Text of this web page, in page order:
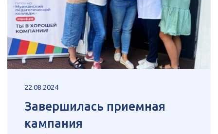
22.08.2024
Завершилась приемная
кампания